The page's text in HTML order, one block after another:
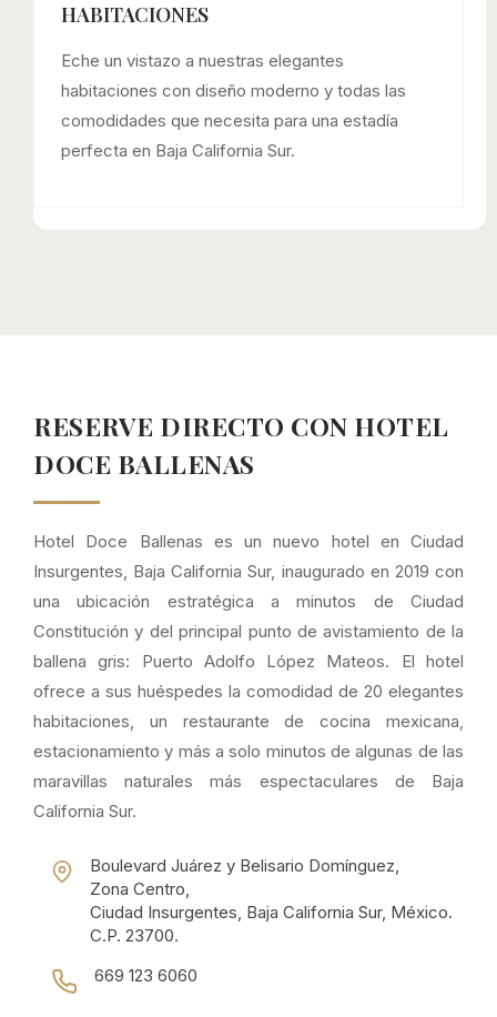
HABITACIONES
Eche un vistazo a nuestras elegantes
habitaciones con diseño moderno y todas las
comodidades que necesita para una estadía
perfecta en Baja California Sur.
RESERVE DIRECTO CON HOTEL
DOCE BALLENAS
Hotel Doce Ballenas es un nuevo hotel en Ciudad
Insurgentes, Baja California Sur, inaugurado en 2019 con
una ubicación estratégica a minutos de Ciudad
Constitución y del principal punto de avistamiento de la
ballena gris: Puerto Adolfo López Mateos. El hotel
ofrece a sus huéspedes la comodidad de 20 elegantes
habitaciones, un restaurante de cocina mexicana,
estacionamiento y más a solo minutos de algunas de las
maravillas naturales más espectaculares de Baja
California Sur.
Boulevard Juárez y Belisario Domínguez,
Zona Centro,
Ciudad Insurgentes, Baja California Sur, México.
C.P. 23700.
669 123 6060